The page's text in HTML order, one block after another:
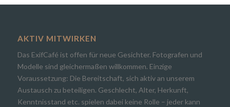
AKTIV MITWIRKEN
Das ExifCafé ist offen für neue Gesichter. Fotografen und
Modelle sind gleichermaßen willkommen. Einzige
Voraussetzung: Die Bereitschaft, sich aktiv an unserem
Austausch zu beteiligen. Geschlecht, Alter, Herkunft,
Kenntnisstand etc. spielen dabei keine Rolle – jeder kann